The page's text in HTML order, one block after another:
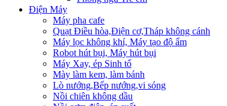
Điện Máy
Máy pha cafe
Quạt Điều hòa,Điện cơ,Tháp không cánh
Máy lọc không khí, Máy tạo độ ẩm
Robot hút bụi, Máy hút bụi
Máy Xay, ép Sinh tố
Mày làm kem, làm bánh
Lò nướng,Bếp nướng,vi sóng
Nồi chiên không dầu